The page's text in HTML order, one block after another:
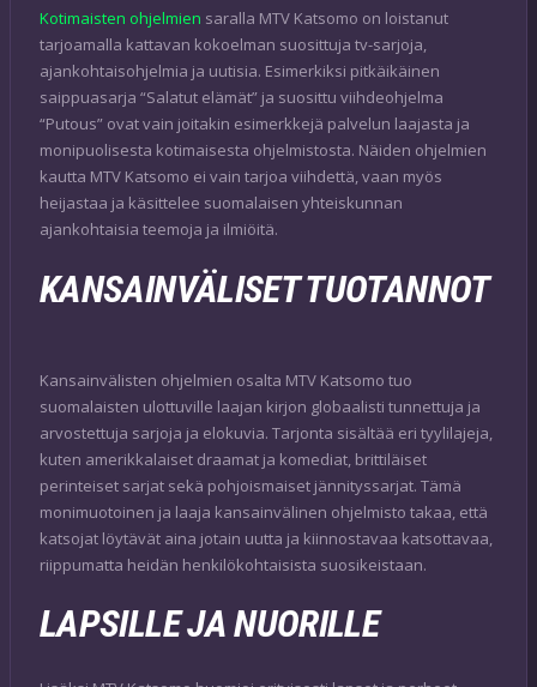
Kotimaisten ohjelmien saralla MTV Katsomo on loistanut
tarjoamalla kattavan kokoelman suosittuja tv-sarjoja,
ajankohtaisohjelmia ja uutisia. Esimerkiksi pitkäikäinen
saippuasarja “Salatut elämät” ja suosittu viihdeohjelma
“Putous” ovat vain joitakin esimerkkejä palvelun laajasta ja
monipuolisesta kotimaisesta ohjelmistosta. Näiden ohjelmien
kautta MTV Katsomo ei vain tarjoa viihdettä, vaan myös
heijastaa ja käsittelee suomalaisen yhteiskunnan
ajankohtaisia teemoja ja ilmiöitä.
KANSAINVÄLISET TUOTANNOT
Kansainvälisten ohjelmien osalta MTV Katsomo tuo
suomalaisten ulottuville laajan kirjon globaalisti tunnettuja ja
arvostettuja sarjoja ja elokuvia. Tarjonta sisältää eri tyylilajeja,
kuten amerikkalaiset draamat ja komediat, brittiläiset
perinteiset sarjat sekä pohjoismaiset jännityssarjat. Tämä
monimuotoinen ja laaja kansainvälinen ohjelmisto takaa, että
katsojat löytävät aina jotain uutta ja kiinnostavaa katsottavaa,
riippumatta heidän henkilökohtaisista suosikeistaan.
LAPSILLE JA NUORILLE